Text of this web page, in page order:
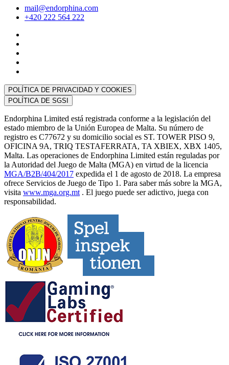
mail@endorphina.com
+420 222 564 222
POLÍTICA DE PRIVACIDAD Y COOKIES
POLÍTICA DE SGSI
Endorphina Limited está registrada conforme a la legislación del
estado miembro de la Unión Europea de Malta. Su número de
registro es C77672 y su domicilio social es ST. TOWER PISO 9,
OFICINA 9A, TRIQ TESTAFERRATA, TA XBIEX, XBX 1405,
Malta. Las operaciones de Endorphina Limited están reguladas por
la Autoridad del Juego de Malta (MGA) en virtud de la licencia
MGA/B2B/404/2017 expedida el 1 de agosto de 2018. La empresa
ofrece Servicios de Juego de Tipo 1. Para saber más sobre la MGA,
visita www.mga.org.mt . El juego puede ser adictivo, juega con
responsabilidad.